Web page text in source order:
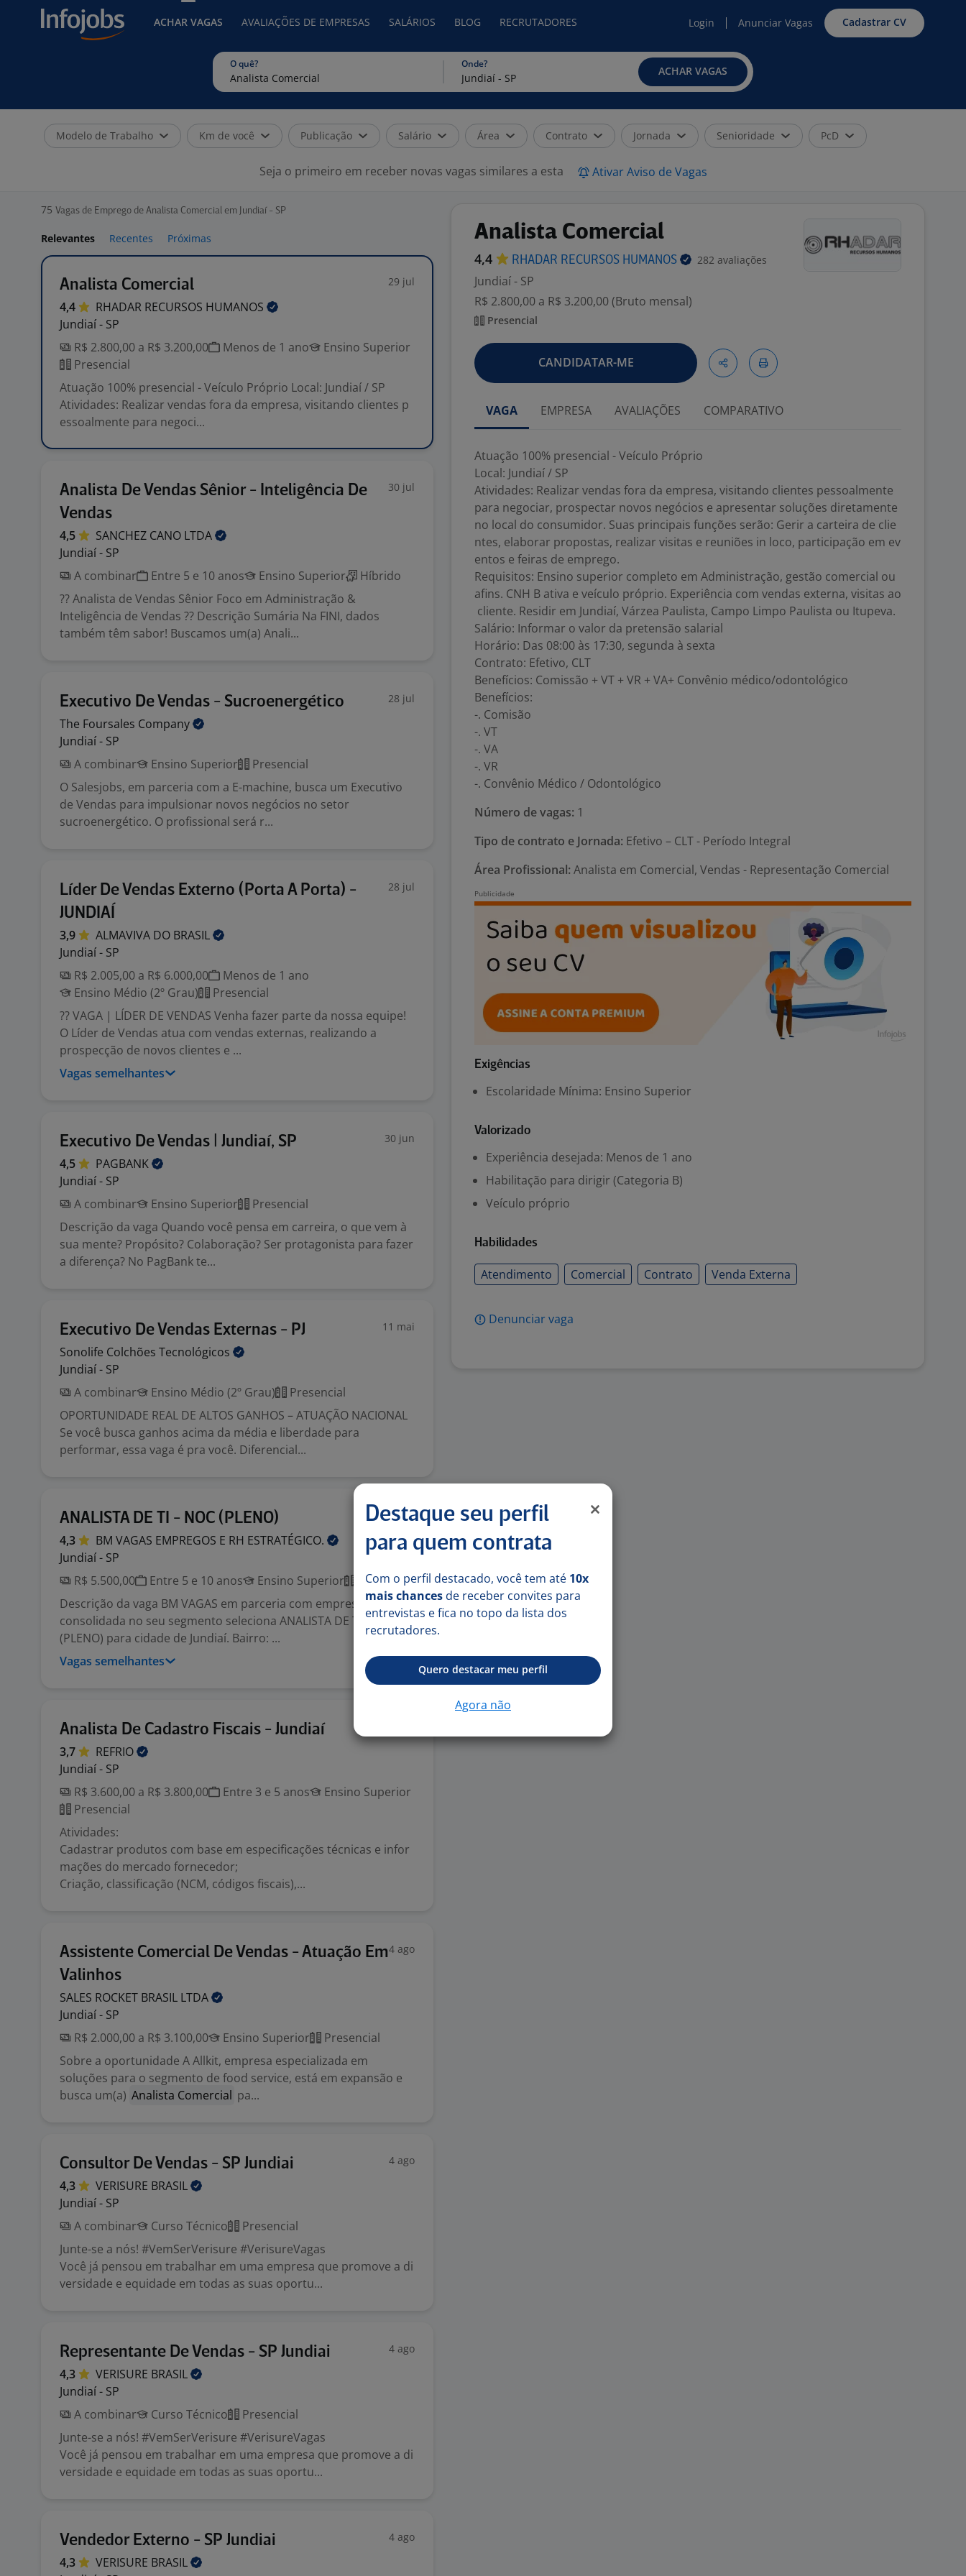
ACHAR VAGAS AVALIAÇÕES DE EMPRESAS SALÁRIOS BLOG RECRUTADORES Login Anunciar Vagas Cadastrar CV
O quê? Onde?
ACHAR VAGAS
Modelo de Trabalho Km de você Publicação Salário Área Contrato Jornada Senioridade PcD
Seja o primeiro em receber novas vagas similares a esta Ativar Aviso de Vagas
75 Vagas de Emprego de Analista Comercial em Jundiaí - SP
Relevantes Recentes Próximas
Analista Comercial 29 jul
4,4 RHADAR RECURSOS HUMANOS
Jundiaí - SP
R$ 2.800,00 a R$ 3.200,00
Menos de 1 ano
Ensino Superior
Presencial
Atuação 100% presencial - Veículo Próprio Local: Jundiaí / SP
Atividades: Realizar vendas fora da empresa, visitando clientes p
essoalmente para negoci...
Analista De Vendas Sênior - Inteligência De
Vendas
30 jul
4,5 SANCHEZ CANO LTDA
Jundiaí - SP
A combinar
Entre 5 e 10 anos Ensino Superior
Híbrido
?? Analista de Vendas Sênior Foco em Administração &
Inteligência de Vendas ?? Descrição Sumária Na FINI, dados
também têm sabor! Buscamos um(a) Anali...
Executivo De Vendas - Sucroenergético 28 jul
The Foursales Company
Jundiaí - SP
A combinar
Ensino Superior
Presencial
O Salesjobs, em parceria com a E-machine, busca um Executivo
de Vendas para impulsionar novos negócios no setor
sucroenergético. O profissional será r...
Líder De Vendas Externo (Porta A Porta) -
JUNDIAÍ
28 jul
3,9 ALMAVIVA DO BRASIL
Jundiaí - SP
R$ 2.005,00 a R$ 6.000,00
Menos de 1 ano
Ensino Médio (2º Grau)
Presencial
?? VAGA | LÍDER DE VENDAS Venha fazer parte da nossa equipe!
O Líder de Vendas atua com vendas externas, realizando a
prospecção de novos clientes e ...
Vagas semelhantes
Executivo De Vendas | Jundiaí, SP 30 jun
4,5
PAGBANK
Jundiaí - SP
A combinar
Ensino Superior
Presencial
Descrição da vaga Quando você pensa em carreira, o que vem à
sua mente? Propósito? Colaboração? Ser protagonista para fazer
a diferença? No PagBank te...
Executivo De Vendas Externas - PJ 11 mai
Sonolife Colchões Tecnológicos
Jundiaí - SP
A combinar
Ensino Médio (2º Grau)
Presencial
OPORTUNIDADE REAL DE ALTOS GANHOS – ATUAÇÃO NACIONAL
Se você busca ganhos acima da média e liberdade para
performar, essa vaga é pra você. Diferencial...
ANALISTA DE TI - NOC (PLENO) Ontem
4,3 BM VAGAS EMPREGOS E RH ESTRATÉGICO.
Jundiaí - SP
R$ 5.500,00
Entre 5 e 10 anos Ensino Superior
Presencial
Descrição da vaga BM VAGAS em parceria com empresa
consolidada no seu segmento seleciona ANALISTA DE TI - NOC
(PLENO) para cidade de Jundiaí. Bairro: ...
Vagas semelhantes
Analista De Cadastro Fiscais - Jundiaí
3,7
REFRIO
Jundiaí - SP
R$ 3.600,00 a R$ 3.800,00
Entre 3 e 5 anos
Ensino Superior
Presencial
Atividades:
Cadastrar produtos com base em especificações técnicas e infor
mações do mercado fornecedor;
Criação, classificação (NCM, códigos fiscais),...
Assistente Comercial De Vendas - Atuação Em
Valinhos
4 ago
SALES ROCKET BRASIL LTDA
Jundiaí - SP
R$ 2.000,00 a R$ 3.100,00
Ensino Superior
Presencial
Sobre a oportunidade A Allkit, empresa especializada em
soluções para o segmento de food service, está em expansão e
busca um(a) Analista Comercial pa...
Consultor De Vendas - SP Jundiai 4 ago
4,3 VERISURE BRASIL
Jundiaí - SP
A combinar
Curso Técnico
Presencial
Junte-se a nós! #VemSerVerisure #VerisureVagas
Você já pensou em trabalhar em uma empresa que promove a di
versidade e equidade em todas as suas oportu...
Representante De Vendas - SP Jundiai 4 ago
4,3 VERISURE BRASIL
Jundiaí - SP
A combinar
Curso Técnico
Presencial
Junte-se a nós! #VemSerVerisure #VerisureVagas
Você já pensou em trabalhar em uma empresa que promove a di
versidade e equidade em todas as suas oportu...
Vendedor Externo - SP Jundiai 4 ago
4,3 VERISURE BRASIL
Analista Comercial
4,4 RHADAR RECURSOS HUMANOS 282 avaliações
Jundiaí - SP
R$ 2.800,00 a R$ 3.200,00 (Bruto mensal)
Presencial
CANDIDATAR-ME
VAGA EMPRESA AVALIAÇÕES COMPARATIVO
Atuação 100% presencial - Veículo Próprio
Local: Jundiaí / SP
Atividades: Realizar vendas fora da empresa, visitando clientes pessoalmente
para negociar, prospectar novos negócios e apresentar soluções diretamente
no local do consumidor. Suas principais funções serão: Gerir a carteira de clie
ntes, elaborar propostas, realizar visitas e reuniões in loco, participação em ev
entos e feiras de emprego.
Requisitos: Ensino superior completo em Administração, gestão comercial ou
afins. CNH B ativa e veículo próprio. Experiência com vendas externa, visitas ao
cliente. Residir em Jundiaí, Várzea Paulista, Campo Limpo Paulista ou Itupeva.
Salário: Informar o valor da pretensão salarial
Horário: Das 08:00 às 17:30, segunda à sexta
Contrato: Efetivo, CLT
Benefícios: Comissão + VT + VR + VA+ Convênio médico/odontológico
Benefícios:
-. Comisão
-. VT
-. VA
-. VR
-. Convênio Médico / Odontológico
Número de vagas: 1
Tipo de contrato e Jornada: Efetivo – CLT - Período Integral
Área Profissional: Analista em Comercial, Vendas - Representação Comercial
Exigências
Escolaridade Mínima: Ensino Superior
Valorizado
Experiência desejada: Menos de 1 ano
Habilitação para dirigir (Categoria B)
Veículo próprio
Habilidades
Atendimento Comercial Contrato Venda Externa
Denunciar vaga
Destaque seu perfil
para quem contrata
Com o perfil destacado, você tem até 10x
mais chances de receber convites para
entrevistas e fica no topo da lista dos
recrutadores.
Quero destacar meu perfil
Agora não